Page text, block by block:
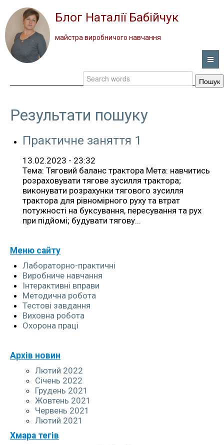
Блог Наталії Бабійчук
майстра виробничого навчання
ГОЛОВНА
НОВИНИ
ПОРТФОЛІО
ПРО ПРОФЕСІЮ
ЗВОРОТНИЙ ЗВ’ЯЗОК
NATASABABIJCUK@GMAIL.COM
Результати пошуку
Практичне заняття 1
13.02.2023 - 23:32
Тема: Тяговий баланс трактора Мета: навчитись
розраховувати тягове зусилля трактора;
виконувати розрахунки тягового зусилля
трактора для рівномірного руху та втрат
потужності на буксування, пересування та рух
при підйомі; будувати тягову...
Меню сайту
Лабораторно-практичні
Виробниче навчання
Інтерактивні вправи
Методична робота
Тестові завдання
Виховна робота
Охорона праці
Архів новин
Лютий 2022
Січень 2022
Грудень 2021
Жовтень 2021
Червень 2021
Лютий 2021
Хмара тегів